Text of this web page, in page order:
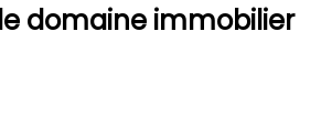
domaine immobilier